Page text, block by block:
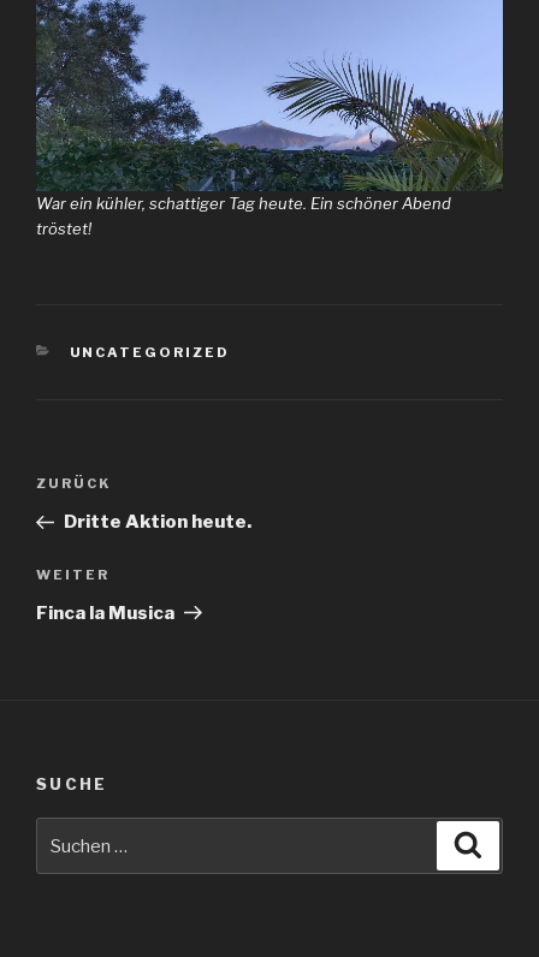
War ein kühler, schattiger Tag heute. Ein schöner Abend
tröstet!
KATEGORIEN
UNCATEGORIZED
Beitragsnavigation
Vorheriger
Beitrag
ZURÜCK
Dritte Aktion heute.
Nächster
Beitrag
WEITER
Finca la Musica
SUCHE
nach: